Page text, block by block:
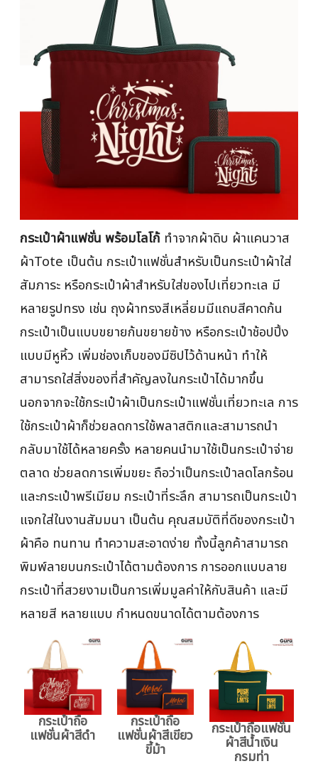
กระเป๋าผ้าแฟชั่น พร้อมโลโก้ ทำจากผ้าดิบ ผ้าแคนวาส
ผ้าTote เป็นต้น กระเป๋าแฟชั่นสำหรับเป็นกระเป๋าผ้าใส่
สัมภาระ หรือกระเป๋าผ้าสำหรับใส่ของไปเที่ยวทะเล มี
หลายรูปทรง เช่น ถุงผ้าทรงสีเหลี่ยมมีแถบสีคาดก้น
กระเป๋าเป็นแบบขยายก้นขยายข้าง หรือกระเป๋าช้อปปิ้ง
แบบมีหูหิ้ว เพิ่มช่องเก็บของมีซิปไว้ด้านหน้า ทำให้
สามารถใส่สิ่งของที่สำคัญลงในกระเป๋าได้มากขึ้น
นอกจากจะใช้กระเป๋าผ้าเป็นกระเป๋าแฟชั่นเที่ยวทะเล การ
ใช้กระเป๋าผ้าก็ช่วยลดการใช้พลาสติกและสามารถนำ
กลับมาใช้ได้หลายครั้ง หลายคนนำมาใช้เป็นกระเป๋าจ่าย
ตลาด ช่วยลดการเพิ่มขยะ ถือว่าเป็นกระเป๋าลดโลกร้อน
และกระเป๋าพรีเมียม กระเป๋าที่ระลึก สามารถเป็นกระเป๋า
แจกใส่ในงานสัมมนา เป็นต้น คุณสมบัติที่ดีของกระเป๋า
ผ้าคือ ทนทาน ทำความสะอาดง่าย ทั้งนี้ลูกค้าสามารถ
พิมพ์ลายบนกระเป๋าได้ตามต้องการ การออกแบบลาย
กระเป๋าที่สวยงามเป็นการเพิ่มมูลค่าให้กับสินค้า และมี
หลายสี หลายแบบ กำหนดขนาดได้ตามต้องการ
กระเป๋าถือ
แฟชั่นผ้าสีดำ
กระเป๋าถือ
แฟชั่นผ้าสีเขียว
ขี้ม้า
กระเป๋าถือแฟชั่น
ผ้าสีน้ำเงิน
กรมท่า